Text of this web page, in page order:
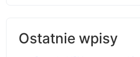
Ostatnie wpisy